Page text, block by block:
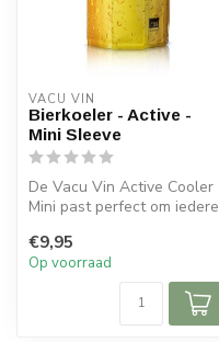
VACU VIN
Bierkoeler - Active -
Mini Sleeve
De Vacu Vin Active Cooler
Mini past perfect om iedere
€9,95
Op voorraad